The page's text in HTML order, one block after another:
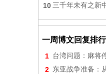
10 三千年未有之
一周博文回复排
1 台湾问题：麻将
2 东亚战争准备：